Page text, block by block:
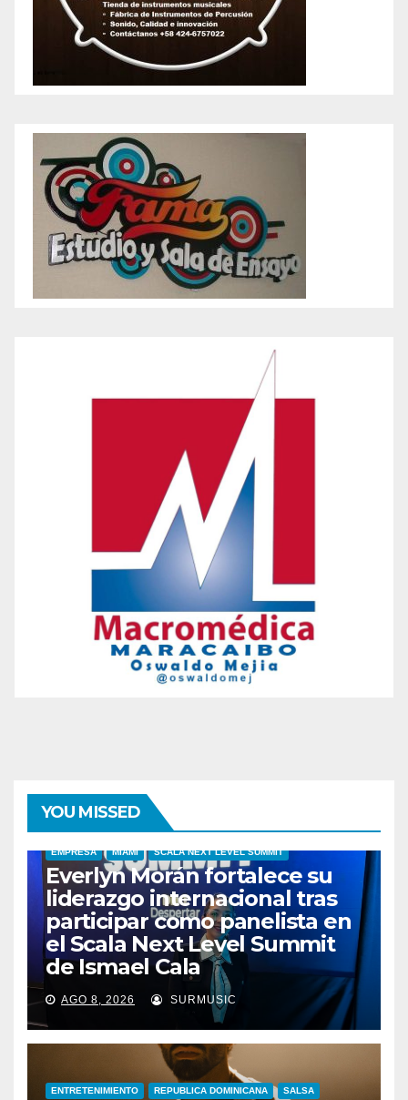
YOU MISSED
EMPRESA MIAMI SCALA NEXT LEVEL SUMMIT
Everlyn Morán fortalece su
liderazgo internacional tras
participar como panelista en
el Scala Next Level Summit
de Ismael Cala
AGO 8, 2026 SURMUSIC
ENTRETENIMIENTO REPUBLICA DOMINICANA SALSA